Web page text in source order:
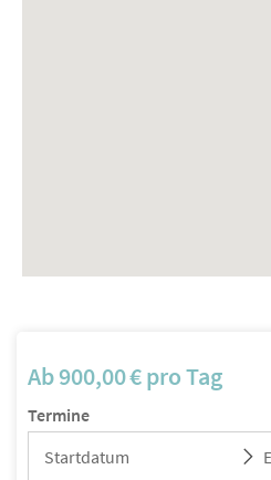
Ab900,00€pro Tag
Termine